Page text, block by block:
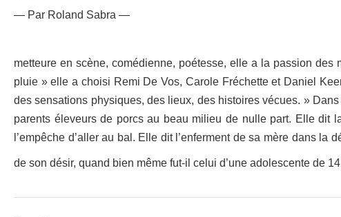
— Par Roland Sabra —
metteure en scène, comédienne, poétesse, elle a la passion des
pluie » elle a choisi Remi De Vos, Carole Fréchette et Daniel
des sensations physiques, des lieux, des histoires vécues. »
parents éleveurs de porcs au beau milieu de nulle part. Elle dit
l’empêche d’aller au bal. Elle dit l’enferment de sa mère dans
de son désir, quand bien même fut-il celui d’une adolescente de